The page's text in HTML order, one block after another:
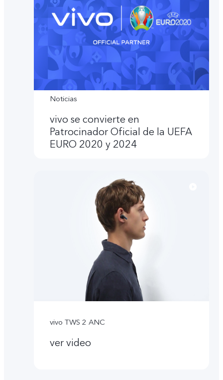
Noticias
vivo se convierte en
Patrocinador Oficial de la UEFA
EURO 2020 y 2024
vivo TWS 2 ANC
ver video